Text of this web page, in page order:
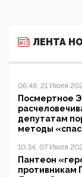
ЛЕНТА
06:48, 21 Июля
Посмертное
депутатам
методы
10:34, 07 Июля
Пантеон
противникам